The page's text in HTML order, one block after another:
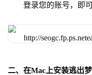
登录您的账号，即
二、在Mac上安装逃出